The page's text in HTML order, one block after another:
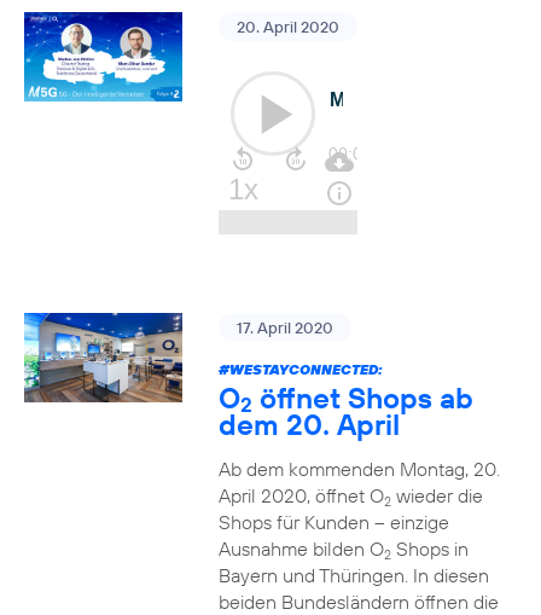
20. April 2020
17. April 2020
#WESTAYCONNECTED:
O2 öffnet Shops ab
dem 20. April
Ab dem kommenden Montag, 20.
April 2020, öffnet O2wieder die
Shops für Kunden – einzige
Ausnahme bilden O2Shops in
Bayern und Thüringen. In diesen
beiden Bundesländern öffnen die